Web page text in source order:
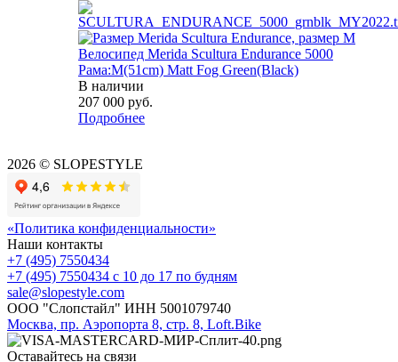
Велосипед Merida Scultura Endurance 5000
Рама:M(51cm) Matt Fog Green(Black)
В наличии
207 000 руб.
Подробнее
2026 © SLOPESTYLE
«Политика конфиденциальности»
Наши контакты
+7 (495) 7550434
+7 (495) 7550434 с 10 до 17 по будням
sale@slopestyle.com
ООО "Слопстайл" ИНН 5001079740
Москва, пр. Аэропорта 8, стр. 8, Loft.Bike
Оставайтесь на связи